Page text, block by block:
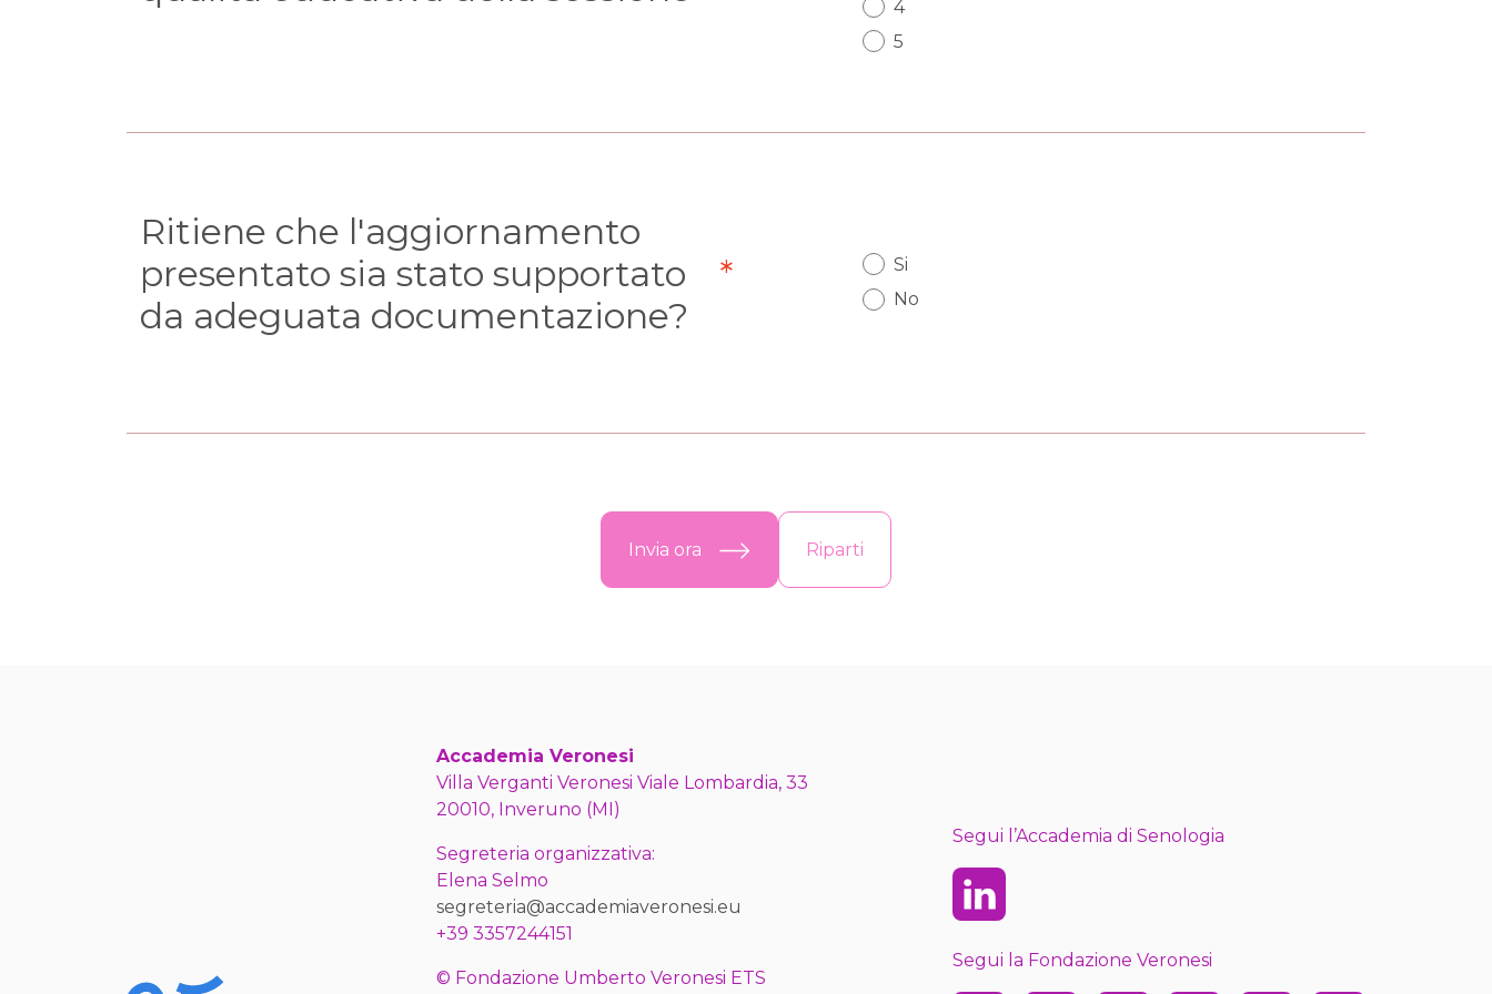
4
5
Ritiene che l'aggiornamento
presentato sia stato supportato
da adeguata documentazione?
*
(domanda obbligatoria)
Si
No
Invia ora Riparti
Accademia Veronesi
Villa Verganti Veronesi Viale Lombardia, 33
20010, Inveruno (MI)
Segreteria organizzativa:
Elena Selmo
segreteria@accademiaveronesi.eu
+39 3357244151
© Fondazione Umberto Veronesi ETS
Segui l’Accademia di Senologia
Linkedin
Segui la Fondazione Veronesi